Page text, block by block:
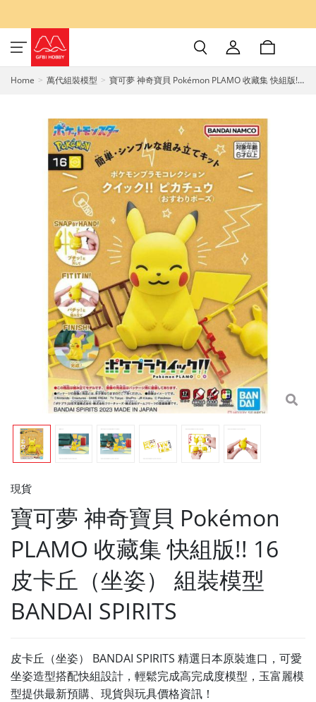
Home 萬代組裝模型
寶可夢 神奇寶貝 Pokémon PLAMO 收藏集 快組版!!
現貨
寶可夢 神奇寶貝 Pokémon
PLAMO 收藏集 快組版!! 16
皮卡丘（坐姿） 組裝模型
BANDAI SPIRITS
皮卡丘（坐姿） BANDAI SPIRITS 精選日本原裝進口，可愛
坐姿造型搭配快組設計，輕鬆完成高完成度模型，玉富麗模
型提供最新預購、現貨與玩具價格資訊！